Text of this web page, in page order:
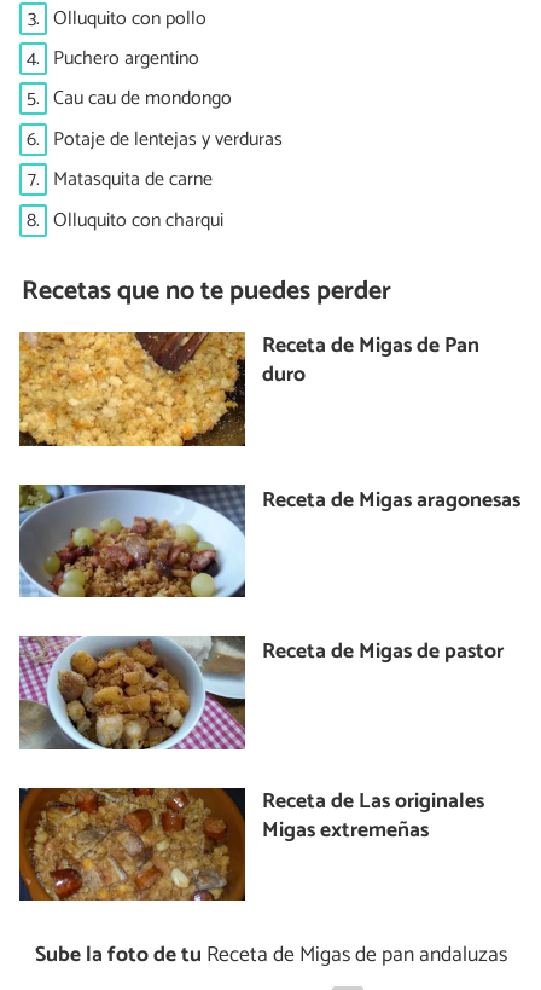
3. Olluquito con pollo
4. Puchero argentino
5. Cau cau de mondongo
6. Potaje de lentejas y verduras
7. Matasquita de carne
8. Olluquito con charqui
Recetas que no te puedes perder
Receta de Migas de Pan
duro
Receta de Migas aragonesas
Receta de Migas de pastor
Receta de Las originales
Migas extremeñas
Sube la foto de tu Receta de Migas de pan andaluzas